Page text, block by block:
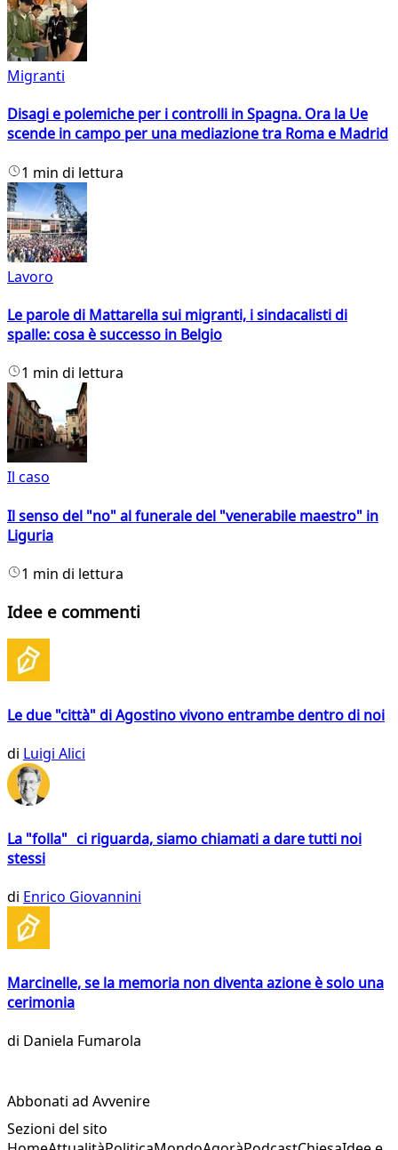
Migranti
Disagi e polemiche per i controlli in Spagna. Ora la Ue
scende in campo per una mediazione tra Roma e Madrid
1 min di lettura
Lavoro
Le parole di Mattarella sui migranti, i sindacalisti di
spalle: cosa è successo in Belgio
1 min di lettura
Il caso
Il senso del "no" al funerale del "venerabile maestro" in
Liguria
1 min di lettura
Idee e commenti
Le due "città" di Agostino vivono entrambe dentro di noi
di Luigi Alici
La "folla" ci riguarda, siamo chiamati a dare tutti noi
stessi
di Enrico Giovannini
Marcinelle, se la memoria non diventa azione è solo una
cerimonia
di Daniela Fumarola
Abbonati ad Avvenire
Sezioni del sito